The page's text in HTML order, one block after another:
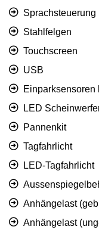
Sprachsteuerung
Stahlfelgen
Touchscreen
USB
Einparksensoren
LED
Pannenkit
Tagfahrlicht
LED-Tagfahrlicht
Anhängelast
Anhängelast